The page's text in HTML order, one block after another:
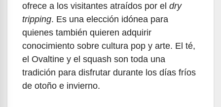
ofrece a los visitantes atraídos por el dry
tripping. Es una elección idónea para
quienes también quieren adquirir
conocimiento sobre cultura pop y arte. El té,
el Ovaltine y el squash son toda una
tradición para disfrutar durante los días fríos
de otoño e invierno.